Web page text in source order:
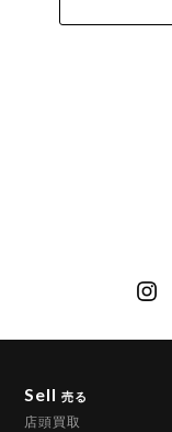
Sell売る
店頭買取